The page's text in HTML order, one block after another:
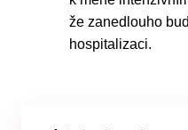
že zanedlouho
hospitalizaci.